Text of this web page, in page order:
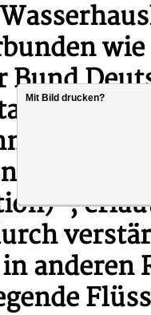
Bund
hin.
von
anderen
Mit Bild drucken?